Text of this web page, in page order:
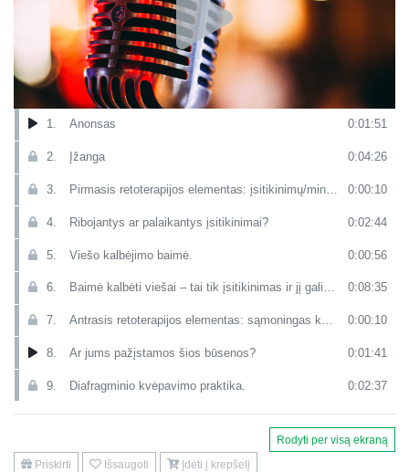
1. Anonsas 0:01:51
2. Įžanga 0:04:26
3. Pirmasis retoterapijos elementas: įsitikinimų/minčių galia. 0:00:10
4. Ribojantys ar palaikantys įsitikinimai? 0:02:44
5. Viešo kalbėjimo baimė. 0:00:56
6. Baimė kalbėti viešai – tai tik įsitikinimas ir jį galima pakeisti. 0:08:35
7. Antrasis retoterapijos elementas: sąmoningas kvėpavimas 0:00:10
8. Ar jums pažįstamos šios būsenos? 0:01:41
9. Diafragminio kvėpavimo praktika. 0:02:37
10. Sąmoningumas. 0:01:37
11. Diafragminio kvėpavimo praktika viešojo kalbėjimo metu. 0:03:02
Rodyti per visą ekraną
Priskirti
Išsaugoti Įdėti į krepšelį